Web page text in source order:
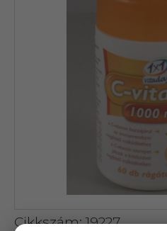
Cikkszám: 19227